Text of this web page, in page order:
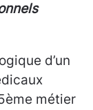
d’un
métier